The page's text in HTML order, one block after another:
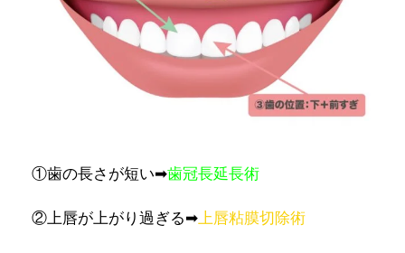
①歯の長さが短い➡︎歯冠長延長術
②上唇が上がり過ぎる➡︎上唇粘膜切除術